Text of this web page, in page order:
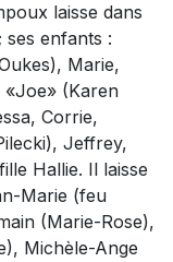
laisse dans
ses enfants :
Marie,
«Joe» (Karen
Corrie,
Jeffrey,
Hallie. Il laisse
Marie (feu
(Marie-Rose),
Michèle-Ange